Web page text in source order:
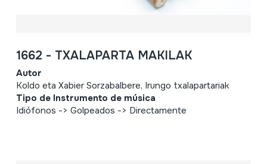
1662 - TXALAPARTA MAKILAK
Autor
Koldo eta Xabier Sorzabalbere, Irungo txalapartariak
Tipo de Instrumento de música
Idiófonos -> Golpeados -> Directamente